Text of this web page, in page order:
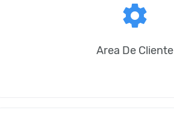
settings
Area De Cliente